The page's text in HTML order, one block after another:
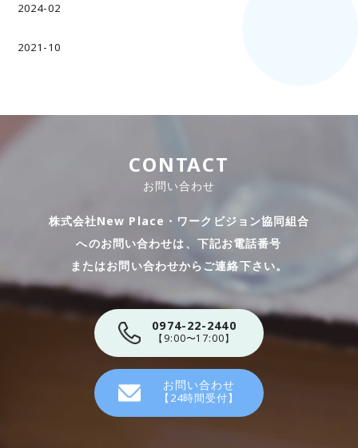
2024-02
2021-10
CONTACT
お問い合わせ
株式会社New Place・ワークビジョン協同組合
へのお問い合わせは、下記お電話番号
​​​​​​​またはお問い合わせからご連絡下さい。
0974-22-2440
【9:00〜17:00】
お問い合わせ
【24時間受付】